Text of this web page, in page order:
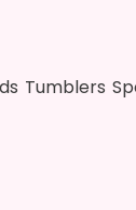
Tumblers